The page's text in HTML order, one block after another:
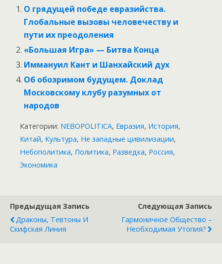
О грядущей победе евразийства.
Глобальные вызовы человечеству и
пути их преодоления
«Большая Игра» — Битва Конца
Иммануил Кант и Шанхайский дух
Об обозримом будущем. Доклад
Московскому клубу разумных от
народов
Категории: NEBOPOLITICA, Евразия, История,
Китай, Культура, Не западные цивилизации,
Небополитика, Политика, Разведка, Россия,
Экономика
Предыдущая Запись
Драконы, Тевтоны И
Скифская Линия
Следующая Запись
Гармоничное Общество –
Необходимая Утопия?